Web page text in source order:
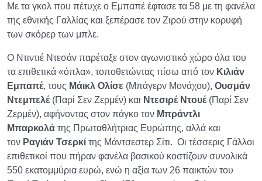
Mε τα γκολ που πέτυχε ο Εμπαπέ έφτασε τα 58 με τη φανέλα
της εθνικής Γαλλίας και ξεπέρασε τον Ζιρού στην κορυφή
των σκόρερ των μπλε.
O Nτιντιέ Ντεσάν παρέταξε στον αγωνιστικό χώρο όλα του
τα επιθετικά «όπλα», τοποθετώντας πίσω από τον Κιλιάν
Εμπαπέ, τους Μάικλ Ολίσε (Μπάγερν Μονάχου), Ουσμάν
Ντεμπελέ(Παρί Σεν Ζερμέν) και Ντεσιρέ Ντουέ(Παρί Σεν
Ζερμέν), αφήνοντας στον πάγκο τον Μπράντλι
Μπαρκολά της Πρωταθλήτριας Ευρώπης, αλλά και
τον Ραγιάν Τσερκί της Μάντσεστερ Σίτι. Οι τέσσερις Γάλλοι
επιθετικοί που πήραν φανέλα βασικού κοστίζουν συνολικά
550 εκατομμύρια ευρώ, ενώ η αξία των 26 παικτών του